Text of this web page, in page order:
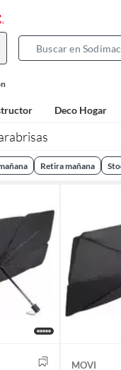
Deco Hogar
Retira mañana
MOVI